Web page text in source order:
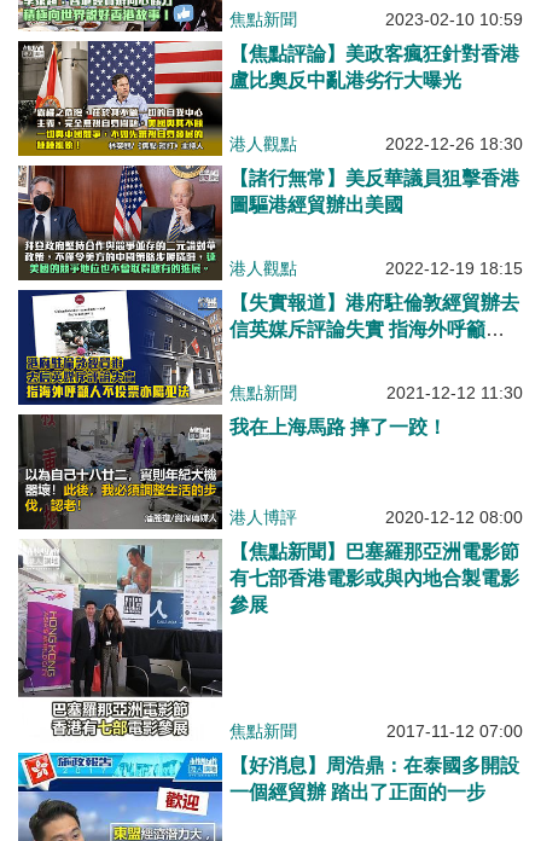
焦點新聞 2023-02-10 10:59
【焦點評論】美政客瘋狂針對香港
盧比奧反中亂港劣行大曝光
港人觀點 2022-12-26 18:30
【諸行無常】美反華議員狙擊香港
圖驅港經貿辦出美國
港人觀點 2022-12-19 18:15
【失實報道】港府駐倫敦經貿辦去
信英媒斥評論失實 指海外呼籲人
焦點新聞 2021-12-12 11:30
我在上海馬路 摔了一跤！
港人博評 2020-12-12 08:00
【焦點新聞】巴塞羅那亞洲電影節
有七部香港電影或與內地合製電影
參展
焦點新聞 2017-11-12 07:00
【好消息】周浩鼎：在泰國多開設
一個經貿辦 踏出了正面的一步